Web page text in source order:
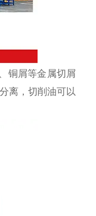
铜屑等金属切屑
离，切削油可以